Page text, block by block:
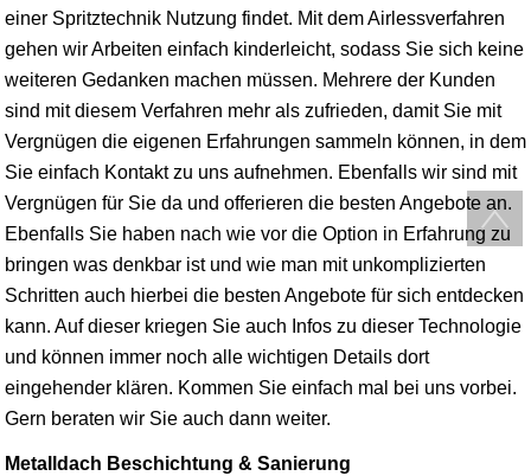
einer Spritztechnik Nutzung findet. Mit dem Airlessverfahren
gehen wir Arbeiten einfach kinderleicht, sodass Sie sich keine
weiteren Gedanken machen müssen. Mehrere der Kunden
sind mit diesem Verfahren mehr als zufrieden, damit Sie mit
Vergnügen die eigenen Erfahrungen sammeln können, in dem
Sie einfach Kontakt zu uns aufnehmen. Ebenfalls wir sind mit
Vergnügen für Sie da und offerieren die besten Angebote an.
Ebenfalls Sie haben nach wie vor die Option in Erfahrung zu
bringen was denkbar ist und wie man mit unkomplizierten
Schritten auch hierbei die besten Angebote für sich entdecken
kann. Auf dieser kriegen Sie auch Infos zu dieser Technologie
und können immer noch alle wichtigen Details dort
eingehender klären. Kommen Sie einfach mal bei uns vorbei.
Gern beraten wir Sie auch dann weiter.
Metalldach Beschichtung & Sanierung